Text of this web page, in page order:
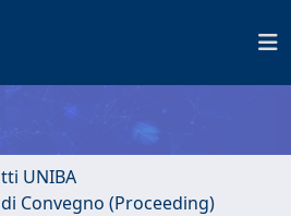
UNIBA
Convegno (Proceeding)